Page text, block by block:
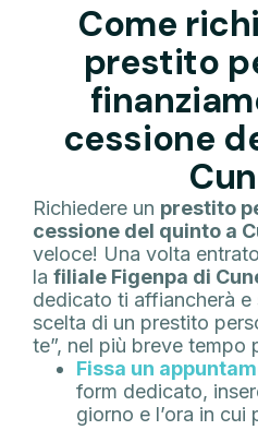
Come
prestito
cessione
Richiedere un prestito
cessione del quinto a
veloce! Una volta
la filiale Figenpa di
dedicato ti affiancherà e
scelta di un prestito
te”, nel più breve tempo
Fissa un
form dedicato,
giorno e l’ora in cui